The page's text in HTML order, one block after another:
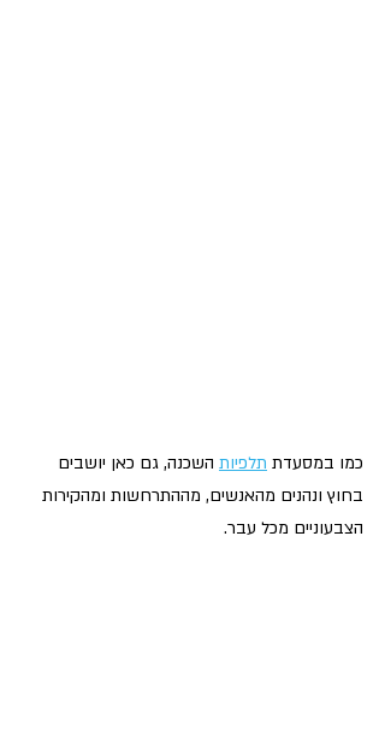
כמו במסעדת תלפיות השכנה, גם כאן יושבים
בחוץ ונהנים מהאנשים, מההתרחשות ומהקירות
הצבעוניים מכל עבר.